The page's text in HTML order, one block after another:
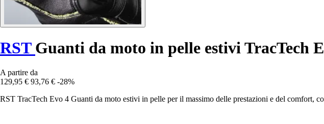
RST Guanti da moto in pelle estivi TracTech
A partire da
129,95 € 93,76 € -28%
RST TracTech Evo 4 Guanti da moto estivi in pelle per il massimo delle prestazioni e del comfort,